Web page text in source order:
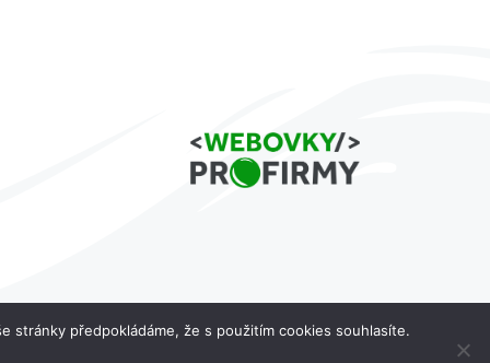
stránky předpokládáme, že s použitím cookies souhlasíte.